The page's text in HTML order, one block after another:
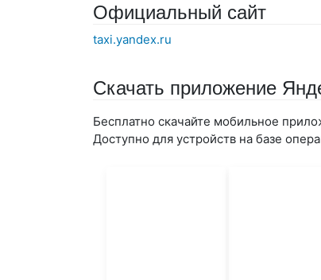
Официальный сайт
taxi.yandex.ru
Скачать приложение
Бесплатно скачайте мобильное
Доступно для устройств на базе